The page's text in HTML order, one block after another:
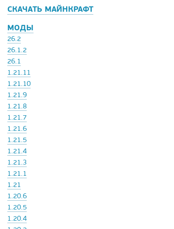
СКАЧАТЬ МАЙНКРАФТ
МОДЫ
26.2
26.1.2
26.1
1.21.11
1.21.10
1.21.9
1.21.8
1.21.7
1.21.6
1.21.5
1.21.4
1.21.3
1.21.1
1.21
1.20.6
1.20.5
1.20.4